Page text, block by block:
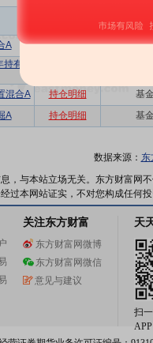
机构
A 持仓明细 基
有期
混合A 持仓明细 基金
A 持仓明细 基金
数据来源： 东
，与本站立场无关。东方财富网
过本网站证实，不对您构成任何投
关注东方财富
东方财富网微博
东方财富网微信
意见与建议
天
扫
APP